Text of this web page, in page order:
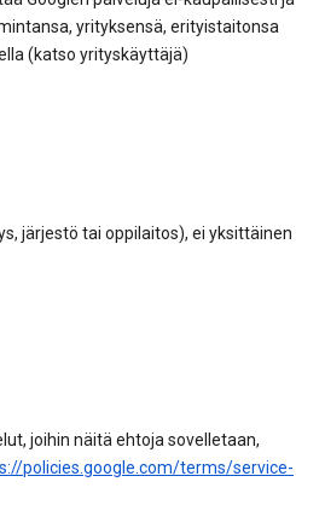
yrityksensä, erityistaitonsa
(katso yrityskäyttäjä)
järjestö tai oppilaitos), ei yksittäinen
joihin näitä ehtoja sovelletaan,
policies.google.com/terms/service-